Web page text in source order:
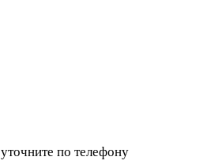
уточните по телефону